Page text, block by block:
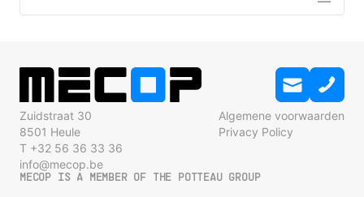
Zuidstraat 30
8501 Heule
T +32 56 36 33 36
info@mecop.be
Algemene voorwaarden
Privacy Policy
MECOP IS A MEMBER OF THE POTTEAU GROUP